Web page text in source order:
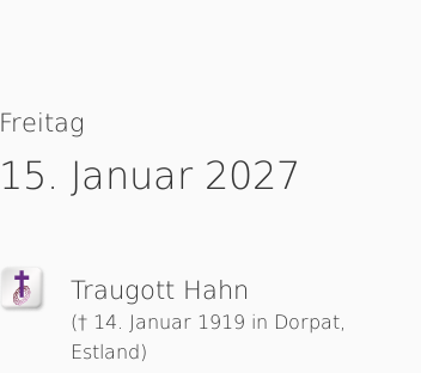
Freitag
15. Januar 2027
Traugott Hahn
(† 14. Januar 1919 in Dorpat,
Estland)